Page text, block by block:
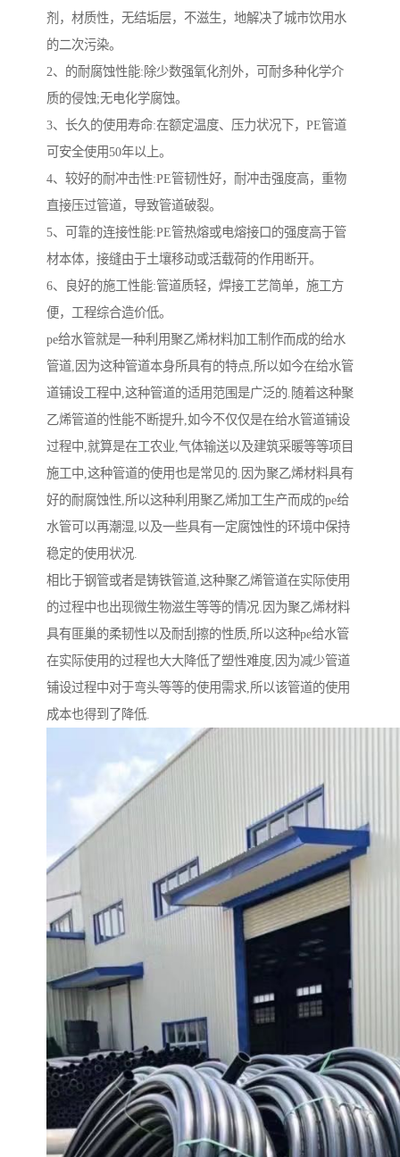
剂，材质性，无结垢层，不滋生，地解决了城市饮用水
的二次污染。
2、的耐腐蚀性能:除少数强氧化剂外，可耐多种化学介
质的侵蚀;无电化学腐蚀。
3、长久的使用寿命:在额定温度、压力状况下，PE管道
可安全使用50年以上。
4、较好的耐冲击性:PE管韧性好，耐冲击强度高，重物
直接压过管道，导致管道破裂。
5、可靠的连接性能:PE管热熔或电熔接口的强度高于管
材本体，接缝由于土壤移动或活载荷的作用断开。
6、良好的施工性能:管道质轻，焊接工艺简单，施工方
便，工程综合造价低。
pe给水管就是一种利用聚乙烯材料加工制作而成的给水
管道,因为这种管道本身所具有的特点,所以如今在给水管
道铺设工程中,这种管道的适用范围是广泛的.随着这种聚
乙烯管道的性能不断提升,如今不仅仅是在给水管道铺设
过程中,就算是在工农业,气体输送以及建筑采暖等等项目
施工中,这种管道的使用也是常见的.因为聚乙烯材料具有
好的耐腐蚀性,所以这种利用聚乙烯加工生产而成的pe给
水管可以再潮湿,以及一些具有一定腐蚀性的环境中保持
稳定的使用状况.
相比于钢管或者是铸铁管道,这种聚乙烯管道在实际使用
的过程中也出现微生物滋生等等的情况.因为聚乙烯材料
具有匪巢的柔韧性以及耐刮擦的性质,所以这种pe给水管
在实际使用的过程也大大降低了塑性难度,因为减少管道
铺设过程中对于弯头等等的使用需求,所以该管道的使用
成本也得到了降低.